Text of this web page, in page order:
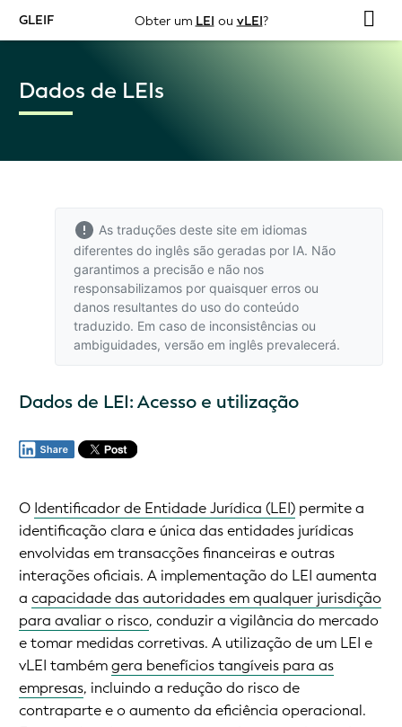
GLEIF Obter um LEI ou vLEI?
Dados de LEIs
As traduções deste site em idiomas
diferentes do inglês são geradas por IA. Não
garantimos a precisão e não nos
responsabilizamos por quaisquer erros ou
danos resultantes do uso do conteúdo
traduzido. Em caso de inconsistências ou
ambiguidades, versão em inglês prevalecerá.
Dados de LEI: Acesso e utilização
O Identificador de Entidade Jurídica (LEI) permite a
identificação clara e única das entidades jurídicas
envolvidas em transacções financeiras e outras
interações oficiais. A implementação do LEI aumenta
a capacidade das autoridades em qualquer jurisdição
para avaliar o risco, conduzir a vigilância do mercado
e tomar medidas corretivas. A utilização de um LEI e
vLEI tambémgera benefícios tangíveis para as
empresas, incluindo a redução do risco de
contraparte e o aumento da eficiência operacional.